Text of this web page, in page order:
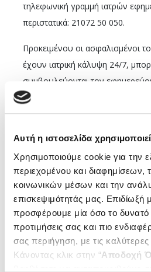
Αυτή η ιστοσελίδα
Χρησιμοποιούμε cookie για την
περιεχομένου και διαφημίσεων,
κοινωνικών μέσων και την
επισκεψιμότητάς μας. Επιδίωξή
προσφέρουμε μία όσο το δυνατό
προτιμήσεις σας και πιο
σας περιήγηση, με τις
Κάνοντας κλικ στην “Αποδοχή
τηλεφωνική γραμμή ιατρών
περιστατικά: 21072 50 050.
Προκειμένου οι ασφαλισμένοι
έχουν ιατρική κάλυψη 24/7,
συμβουλεύονται τον
οποίο και θα παίρνουν σχετικές
πρόβλημα υγείας
Για τον ΕΔΟΕΑΠ Αθηνών,
και ώρες (καθημερινές από
της επομένης, ενώ τα
αργίες από τις 08:00 έως
της επομένης της αργίας),
τους «Ιατρούς SOS» μέσω
γραμμής, για τους
210 22 01 020.